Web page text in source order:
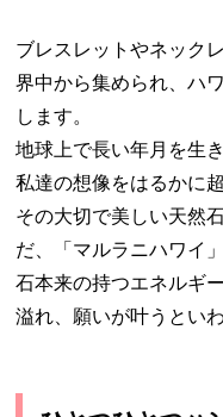
ブレスレットやネック
界中から集められ、ハ
します。
地球上で長い年月を生
私達の想像をはるかに
その大切で美しい天然
だ、「マルラニハワイ
石本来の持つエネルギ
溢れ、願いが叶うとい